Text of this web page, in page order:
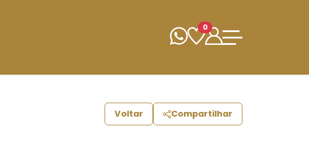
0
Voltar Compartilhar